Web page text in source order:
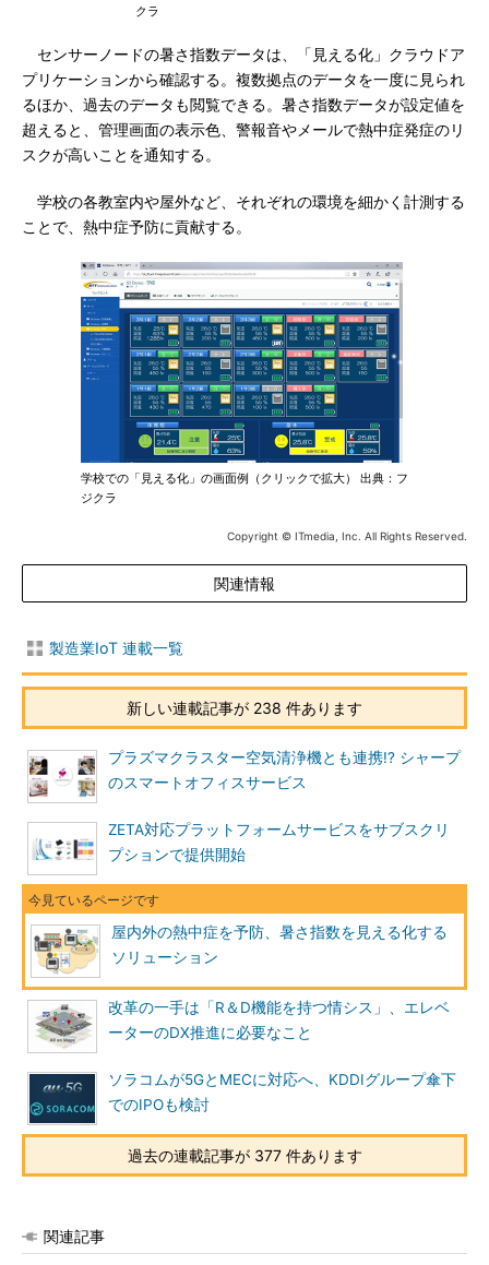
クラ
センサーノードの暑さ指数データは、「見える化」クラウドア
プリケーションから確認する。複数拠点のデータを一度に見られ
るほか、過去のデータも閲覧できる。暑さ指数データが設定値を
超えると、管理画面の表示色、警報音やメールで熱中症発症のリ
スクが高いことを通知する。
学校の各教室内や屋外など、それぞれの環境を細かく計測する
ことで、熱中症予防に貢献する。
学校での「見える化」の画面例（クリックで拡大） 出典：フ
ジクラ
Copyright © ITmedia, Inc. All Rights Reserved.
関連情報
製造業IoT 連載一覧
新しい連載記事が 238 件あります
プラズマクラスター空気清浄機とも連携!? シャープ
のスマートオフィスサービス
ZETA対応プラットフォームサービスをサブスクリ
プションで提供開始
屋内外の熱中症を予防、暑さ指数を見える化する
ソリューション
改革の一手は「R＆D機能を持つ情シス」、エレベ
ーターのDX推進に必要なこと
ソラコムが5GとMECに対応へ、KDDIグループ傘下
でのIPOも検討
過去の連載記事が 377 件あります
関連記事